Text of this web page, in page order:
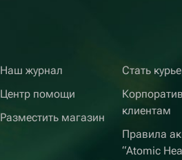
Наш журнал
Центр помощи
Разместить магазин
Стать
клиентам
Правила
“Atomic